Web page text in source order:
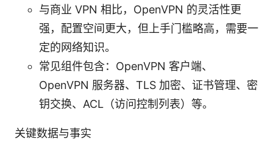
与商业 VPN 相比，OpenVPN 的灵活性更
强，配置空间更大，但上手门槛略高，需要一
定的网络知识。
常见组件包含：OpenVPN 客户端、
OpenVPN 服务器、TLS 加密、证书管理、密
钥交换、ACL（访问控制列表）等。
关键数据与事实